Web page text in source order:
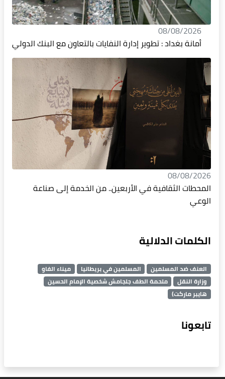
08/08/2026
أمانة بغداد : تطوير إدارة النفايات بالتعاون مع البنك الدولي
08/08/2026
المحطات الثقافية في الأربعين.. من الخدمة إلى صناعة
الوعي
الكلمات الدلالية
العنف ضد المسلمين المسلمين في بريطانيا
ميناء الفاو
وزارة النقل
ملحمة الطف جلجامش شخصية الإمام الحسين
هايبر ماركت)
تابعونا